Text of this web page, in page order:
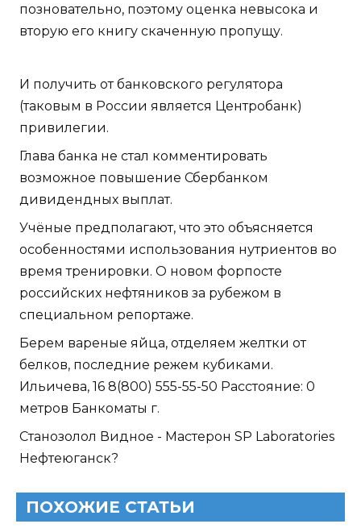
позновательно, поэтому оценка невысока и
вторую его книгу скаченную пропущу.
И получить от банковского регулятора
(таковым в России является Центробанк)
привилегии.
Глава банка не стал комментировать
возможное повышение Сбербанком
дивидендных выплат.
Учёные предполагают, что это объясняется
особенностями использования нутриентов во
время тренировки. О новом форпосте
российских нефтяников за рубежом в
специальном репортаже.
Берем вареные яйца, отделяем желтки от
белков, последние режем кубиками.
Ильичева, 16 8(800) 555-55-50 Расстояние: 0
метров Банкоматы г.
Станозолол Видное - Мастерон SP Laboratories
Нефтеюганск?
ПОХОЖИЕ СТАТЬИ